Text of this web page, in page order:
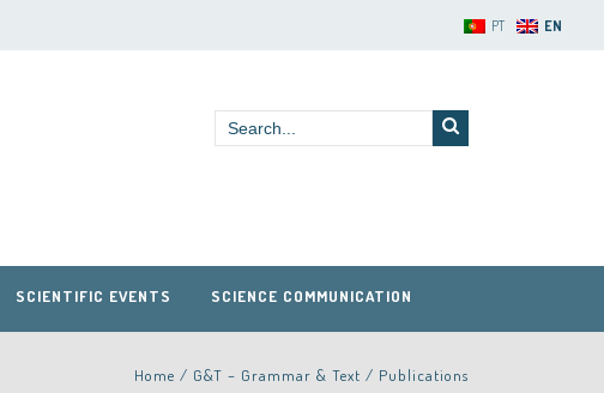
PT EN
SCIENTIFIC EVENTS SCIENCE COMMUNICATION
Home / G&T – Grammar & Text / Publications